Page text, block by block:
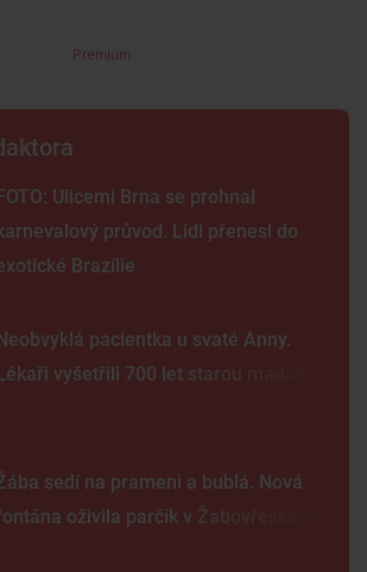
Premium
Ulicemi Brna se prohnal
průvod. Lidi přenesl do
Brazílie
pacientka u svaté Anny.
vyšetřili 700 let starou madonu
sedí na prameni a bublá. Nová
oživila parčík v Žabovřeskách